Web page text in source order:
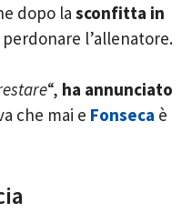
dopo la sconfitta in
l’allenatore.
“, ha annunciato
che mai e Fonseca è